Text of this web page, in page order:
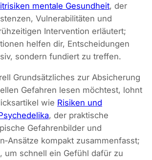
mentale Gesundheit, der
Vulnerabilitäten und
Intervention erläutert;
helfen dir, Entscheidungen
sondern fundiert zu treffen.
Grundsätzliches zur Absicherung
Gefahren lesen möchtest, lohnt
wie Risiken und
, der praktische
Gefahrenbilder und
kompakt zusammenfasst;
um schnell ein Gefühl dafür zu